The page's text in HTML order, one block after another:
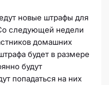
новые штрафы для
следующей недели
домашних
будет в размере
будут
попадаться на них